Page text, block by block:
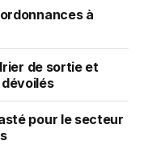
à
de sortie et
dévoilés
pour le secteur